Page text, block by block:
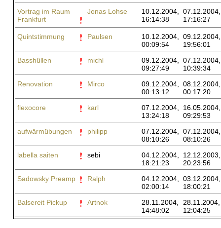
Vortrag im Raum
Frankfurt
Jonas Lohse
10.12.2004,
16:14:38
07.12.2004,
17:16:27
Quintstimmung Paulsen
10.12.2004,
00:09:54
09.12.2004,
19:56:01
Basshüllen
michl
09.12.2004,
09:27:49
07.12.2004,
10:39:34
Renovation
Mirco
09.12.2004,
00:13:12
08.12.2004,
00:17:20
flexocore
karl
07.12.2004,
13:24:18
16.05.2004,
09:29:53
aufwärmübungen
philipp
07.12.2004,
08:10:26
07.12.2004,
08:10:26
labella saiten
sebi
04.12.2004,
18:21:23
12.12.2003,
20:23:56
Sadowsky Preamp
Ralph
04.12.2004,
02:00:14
03.12.2004,
18:00:21
Balsereit Pickup
Artnok
28.11.2004,
14:48:02
28.11.2004,
12:04:25